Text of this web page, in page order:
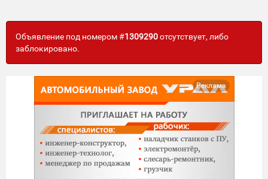
Объявление под номером #1309290отсутствует, либо
заблокировано.
Реклама